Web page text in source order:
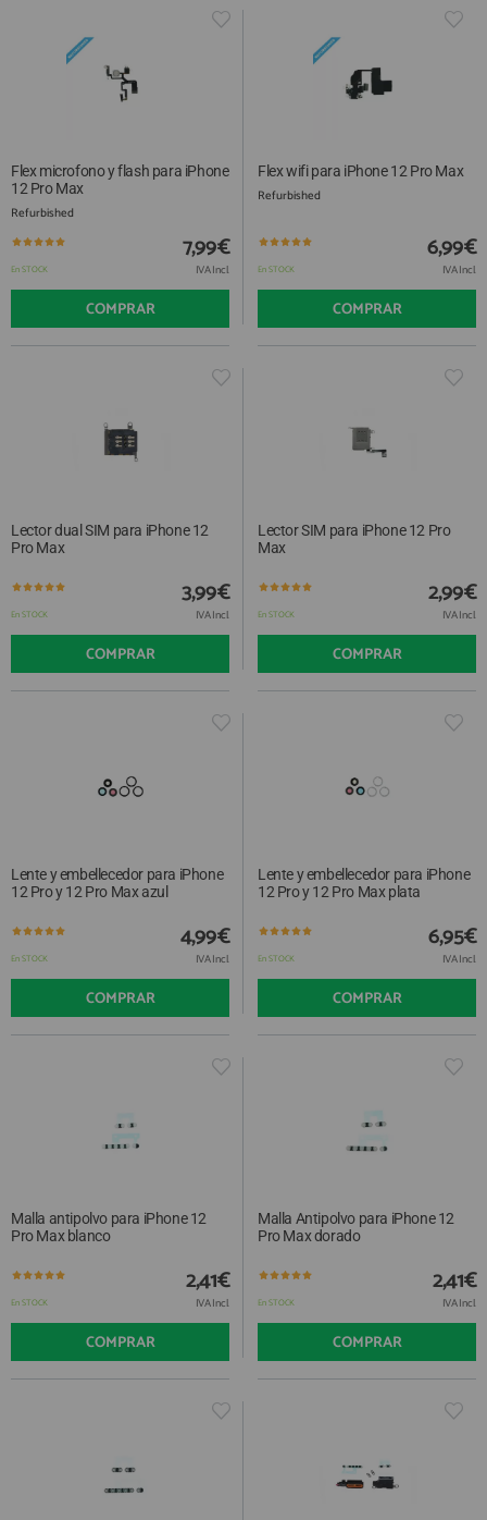
Flex microfono y flash para iPhone
12 Pro Max
Refurbished
En STOCK
7,99€
IVA Incl.
COMPRAR
Flex wifi para iPhone 12 Pro Max
Refurbished
En STOCK
6,99€
IVA Incl.
COMPRAR
Lector dual SIM para iPhone 12
Pro Max
En STOCK
3,99€
IVA Incl.
COMPRAR
Lector SIM para iPhone 12 Pro
Max
En STOCK
2,99€
IVA Incl.
COMPRAR
Lente y embellecedor para iPhone
12 Pro y 12 Pro Max azul
En STOCK
4,99€
IVA Incl.
COMPRAR
Lente y embellecedor para iPhone
12 Pro y 12 Pro Max plata
En STOCK
6,95€
IVA Incl.
COMPRAR
Malla antipolvo para iPhone 12
Pro Max blanco
En STOCK
2,41€
IVA Incl.
COMPRAR
Malla Antipolvo para iPhone 12
Pro Max dorado
En STOCK
2,41€
IVA Incl.
COMPRAR